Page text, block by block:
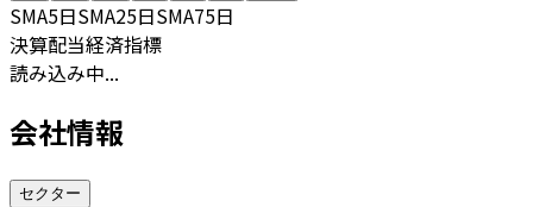
SMA5日SMA25日SMA75日
決算配当経済指標
読み込み中...
会社情報
セクター